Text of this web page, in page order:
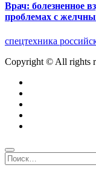
Врач: болезненное
проблемах с
спецтехника
Copyright © All rights
Найти: